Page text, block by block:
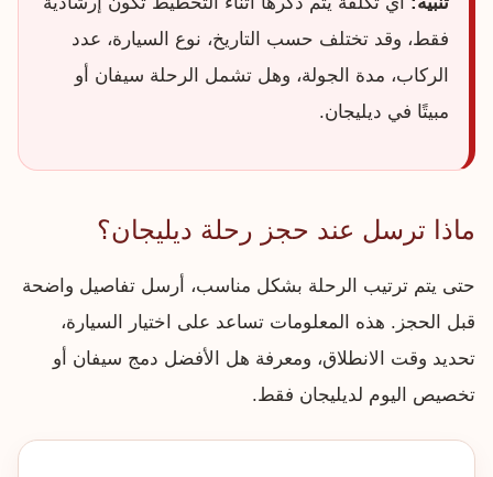
فقط، وقد تختلف حسب التاريخ، نوع السيارة، عدد
الركاب، مدة الجولة، وهل تشمل الرحلة سيفان أو
مبيتًا في ديليجان.
ماذا ترسل عند حجز رحلة ديليجان؟
حتى يتم ترتيب الرحلة بشكل مناسب، أرسل تفاصيل واضحة
قبل الحجز. هذه المعلومات تساعد على اختيار السيارة،
تحديد وقت الانطلاق، ومعرفة هل الأفضل دمج سيفان أو
تخصيص اليوم لديليجان فقط.